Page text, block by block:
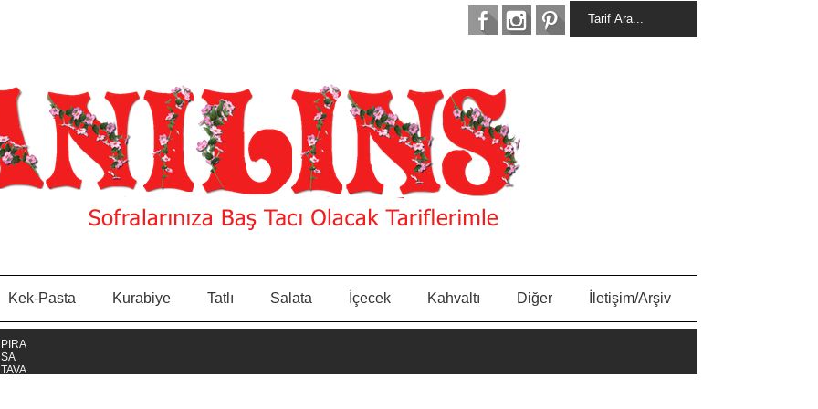
Kek-Pasta Kurabiye Tatlı Salata İçecek Kahvaltı Diğer İletişim/Arşiv